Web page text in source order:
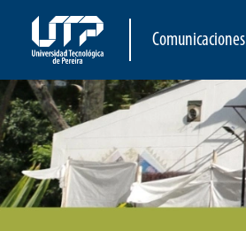
Comunicaciones